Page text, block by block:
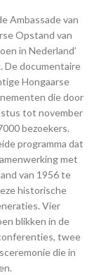
Ambassade van
Opstand van
in Nederland’
De documentaire
Hongaarse
die door
tot november
bezoekers.
programma dat
met
van 1956 te
historische
Vier
blikken in de
twee
die in